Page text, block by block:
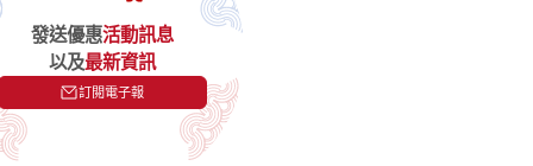
發送優惠活動訊息
以及最新資訊
訂閲電子報